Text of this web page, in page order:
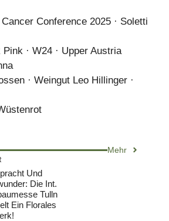
Conference 2025 · Soletti
· W24 · Upper Austria
· Weingut Leo Hillinger ·
Mehr
Und
Die Int.
Tulln
Ein Florales